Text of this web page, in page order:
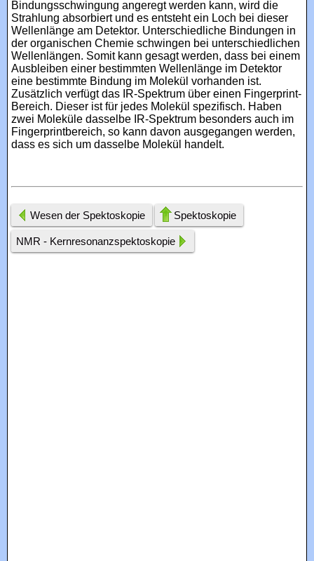
Bindungsschwingung angeregt werden kann, wird die
Strahlung absorbiert und es entsteht ein Loch bei dieser
Wellenlänge am Detektor. Unterschiedliche Bindungen in
der organischen Chemie schwingen bei unterschiedlichen
Wellenlängen. Somit kann gesagt werden, dass bei einem
Ausbleiben einer bestimmten Wellenlänge im Detektor
eine bestimmte Bindung im Molekül vorhanden ist.
Zusätzlich verfügt das IR-Spektrum über einen Fingerprint-
Bereich. Dieser ist für jedes Molekül spezifisch. Haben
zwei Moleküle dasselbe IR-Spektrum besonders auch im
Fingerprintbereich, so kann davon ausgegangen werden,
dass es sich um dasselbe Molekül handelt.
Wesen der Spektoskopie Spektoskopie
NMR - Kernresonanzspektoskopie